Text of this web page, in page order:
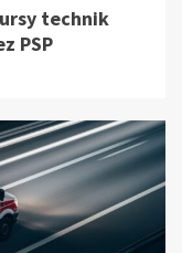
technik
PSP